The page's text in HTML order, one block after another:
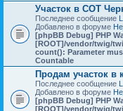
Участок в СОТ
Последнее сообщение
Добавлено в форуме
[phpBB Debug] PHP
[ROOT]/vendor/twig/
count(): Parameter
Countable
Продам участок в
Последнее сообщение
Добавлено в форуме
[phpBB Debug] PHP
[ROOT]/vendor/twig/